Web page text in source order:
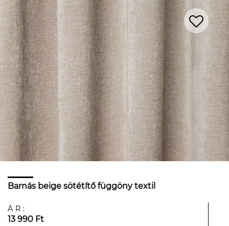
Barnás beige sötétítő függöny textil
ÁR:
13 990 Ft